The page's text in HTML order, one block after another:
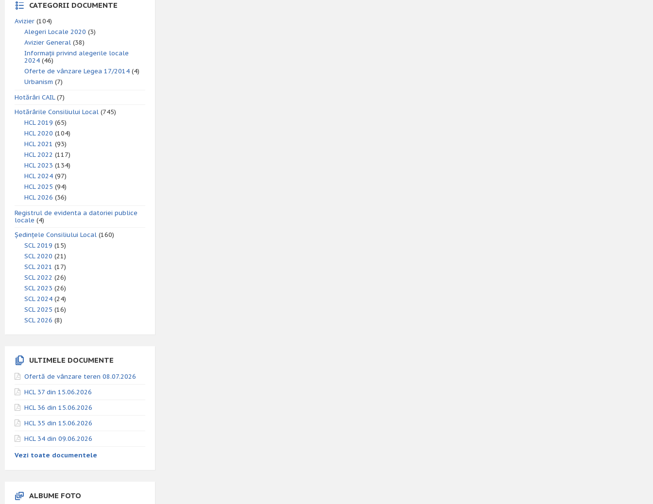
CATEGORII DOCUMENTE
Avizier (104)
Alegeri Locale 2020 (3)
Avizier General (38)
Informații privind alegerile locale
2024 (46)
Oferte de vânzare Legea 17/2014 (4)
Urbanism (7)
Hotărâri CAIL(7)
Hotărârile Consiliului Local (745)
HCL 2019 (65)
HCL 2020 (104)
HCL 2021 (93)
HCL 2022 (117)
HCL 2023 (134)
HCL 2024 (97)
HCL 2025 (94)
HCL 2026 (36)
Registrul de evidenta a datoriei publice
locale (4)
Ședințele Consiliului Local (160)
SCL 2019 (15)
SCL 2020 (21)
SCL 2021 (17)
SCL 2022 (26)
SCL 2023 (26)
SCL 2024 (24)
SCL 2025 (16)
SCL 2026 (8)
ULTIMELE DOCUMENTE
Ofertă de vânzare teren 08.07.2026
HCL 37 din 15.06.2026
HCL 36 din 15.06.2026
HCL 35 din 15.06.2026
HCL 34 din 09.06.2026
Vezi toate documentele
ALBUME FOTO